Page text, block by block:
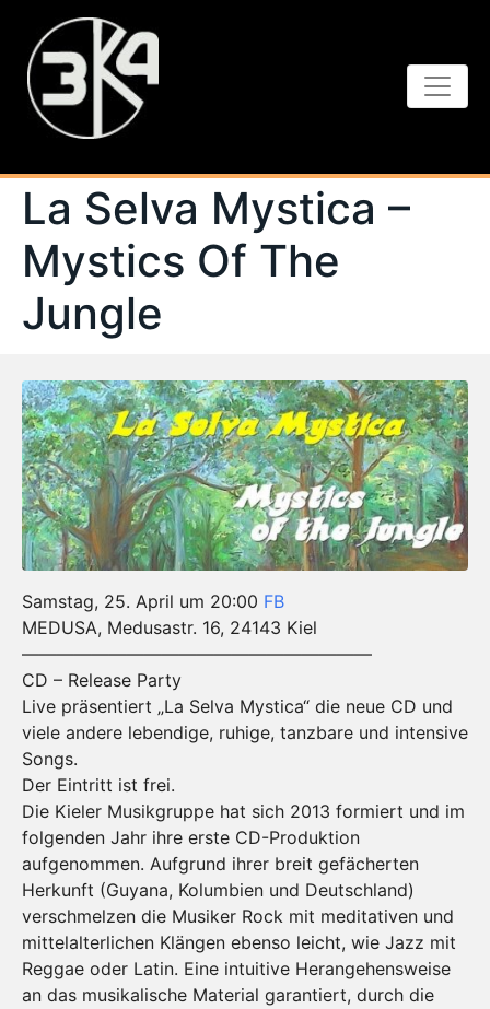
La Selva Mystica –
Mystics Of The
Jungle
Samstag, 25. April um 20:00 FB
MEDUSA, Medusastr. 16, 24143 Kiel
————————————————————
CD – Release Party
Live präsentiert „La Selva Mystica“ die neue CD und
viele andere lebendige, ruhige, tanzbare und intensive
Songs.
Der Eintritt ist frei.
Die Kieler Musikgruppe hat sich 2013 formiert und im
folgenden Jahr ihre erste CD-Produktion
aufgenommen. Aufgrund ihrer breit gefächerten
Herkunft (Guyana, Kolumbien und Deutschland)
verschmelzen die Musiker Rock mit meditativen und
mittelalterlichen Klängen ebenso leicht, wie Jazz mit
Reggae oder Latin. Eine intuitive Herangehensweise
an das musikalische Material garantiert, durch die